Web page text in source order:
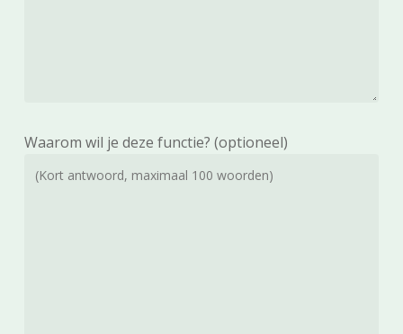
Waarom wil je deze functie? (optioneel)